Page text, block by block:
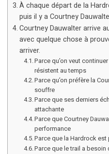
À chaque départ de la
puis il y a Courtney
Courtney Dauwalter arrive
avec quelque chose à
arriver.
Parce qu’on veut
résistent au temps
Parce qu’on préfère la
souffre
Parce que ses derniers
attachante
Parce que Courtney
performance
Parce que la Hardrock
Parce que le trail a